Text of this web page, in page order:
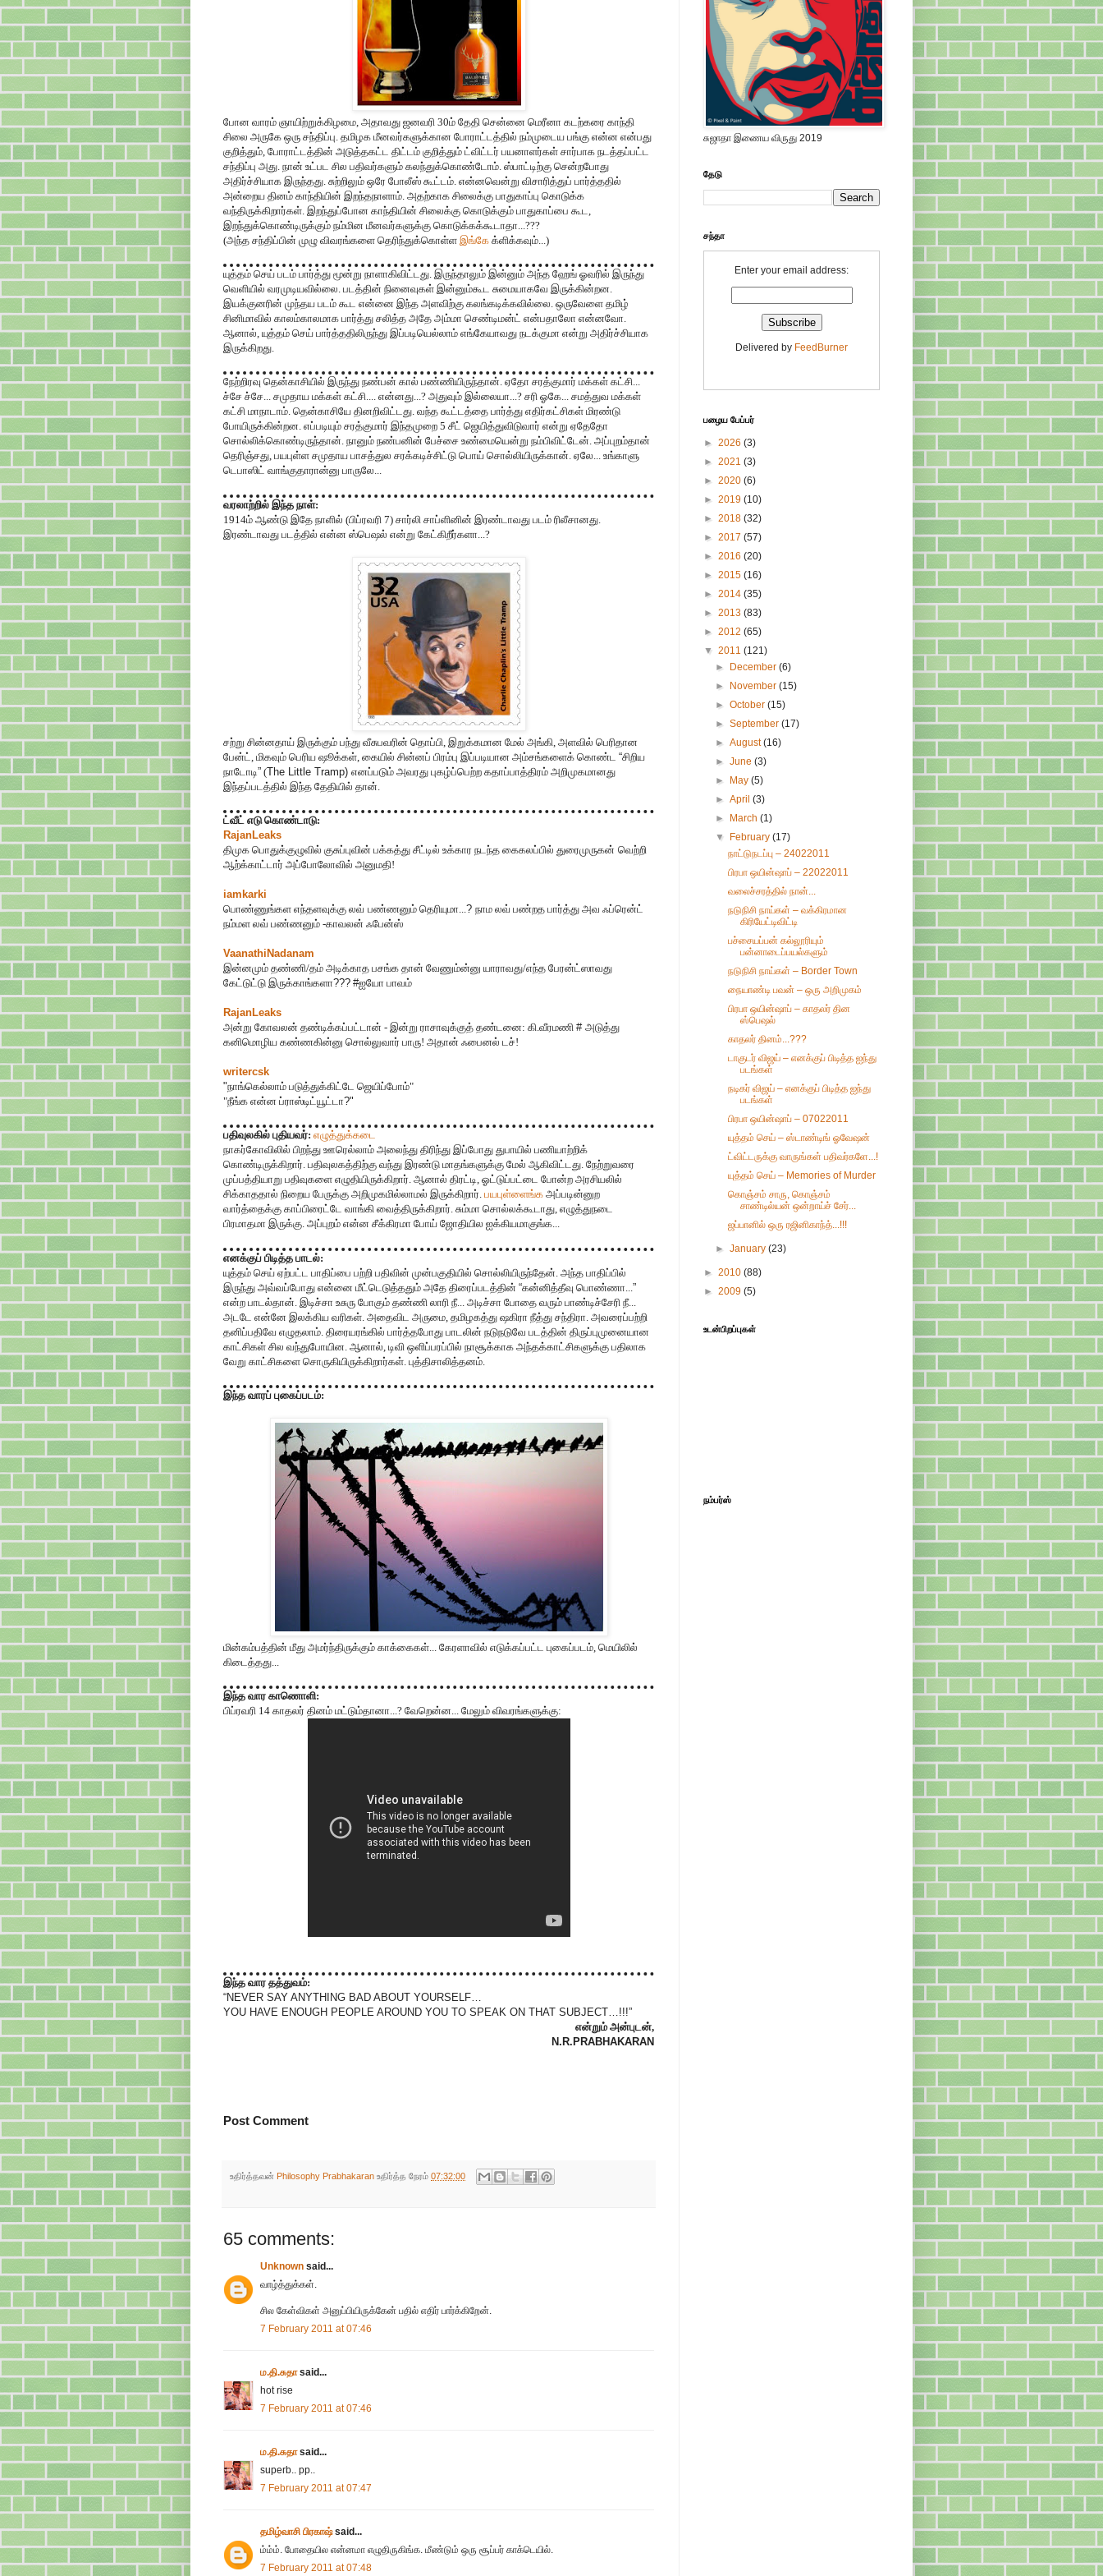
போன வாரம் ஞாயிற்றுக்கிழமை, அதாவது ஜனவரி 30ம் தேதி சென்னை மெரீனா கடற்கரை காந்தி
சிலை அருகே ஒரு சந்திப்பு. தமிழக மீனவர்களுக்கான போராட்டத்தில் நம்முடைய பங்கு என்ன என்பது
குறித்தும், போராட்டத்தின் அடுத்தகட்ட திட்டம் குறித்தும் ட்விட்டர் பயனாளர்கள் சார்பாக நடத்தப்பட்ட
சந்திப்பு அது. நான் உட்பட சில பதிவர்களும் கலந்துக்கொண்டோம். ஸ்பாட்டிற்கு சென்றபோது
அதிர்ச்சியாக இருந்தது. சுற்றிலும் ஒரே போலீஸ் கூட்டம். என்னவென்று விசாரித்துப் பார்த்ததில்
அன்றைய தினம் காந்தியின் இறந்தநாளாம். அதற்காக சிலைக்கு பாதுகாப்பு கொடுக்க
வந்திருக்கிறார்கள். இறந்துப்போன காந்தியின் சிலைக்கு கொடுக்கும் பாதுகாப்பை கூட,
இறந்துக்கொண்டிருக்கும் நம்மின மீனவர்களுக்கு கொடுக்கக்கூடாதா...???
(அந்த சந்திப்பின் முழு விவரங்களை தெரிந்துக்கொள்ள இங்கே க்ளிக்கவும்...)
யுத்தம் செய் படம் பார்த்து மூன்று நாளாகிவிட்டது. இருந்தாலும் இன்னும் அந்த ஹேங் ஓவரில் இருந்து
வெளியில் வரமுடியவில்லை. படத்தின் நினைவுகள் இன்னும்கூட சுமையாகவே இருக்கின்றன.
இயக்குனரின் முந்தய படம் கூட என்னை இந்த அளவிற்கு கலங்கடிக்கவில்லை. ஒருவேளை தமிழ்
சினிமாவில் காலம்காலமாக பார்த்து சலித்த அதே அம்மா செண்டிமன்ட் என்பதாலோ என்னவோ.
ஆனால், யுத்தம் செய் பார்த்ததிலிருந்து இப்படியெல்லாம் எங்கேயாவது நடக்குமா என்று அதிர்ச்சியாக
இருக்கிறது.
நேற்றிரவு தென்காசியில் இருந்து நண்பன் கால் பண்ணியிருந்தான். ஏதோ சரத்குமார் மக்கள் கட்சி...
ச்சே ச்சே... சமுதாய மக்கள் கட்சி.... என்னது...? அதுவும் இல்லையா...? சரி ஓகே... சமத்துவ மக்கள்
கட்சி மாநாடாம். தென்காசியே தினறிவிட்டது. வந்த கூட்டத்தை பார்த்து எதிர்கட்சிகள் மிரண்டு
போயிருக்கின்றன. எப்படியும் சரத்குமார் இந்தமுறை 5 சீட் ஜெயித்துவிடுவார் என்று ஏதேதோ
சொல்லிக்கொண்டிருந்தான். நானும் நண்பனின் பேச்சை உண்மையென்று நம்பிவிட்டேன். அப்புறம்தான்
தெரிஞ்சது, பயபுள்ள சமுதாய பாசத்துல சரக்கடிச்சிட்டு பொய் சொல்லியிருக்கான். ஏலே... உங்காளு
டெபாஸிட் வாங்குதாரான்னு பாருலே...
வரலாற்றில் இந்த நாள்:
1914ம் ஆண்டு இதே நாளில் (பிப்ரவரி 7) சார்லி சாப்ளினின் இரண்டாவது படம் ரிலீசானது.
இரண்டாவது படத்தில் என்ன ஸ்பெஷல் என்று கேட்கிறீர்களா...?
சற்று சின்னதாய் இருக்கும் பந்து வீசுபவரின் தொப்பி, இறுக்கமான மேல் அங்கி, அளவில் பெரிதான
பேன்ட், மிகவும் பெரிய ஷூக்கள், கையில் சின்னப் பிரம்பு இப்படியான அம்சங்களைக் கொண்ட “சிறிய
நாடோடி” (The Little Tramp) எனப்படும் அவரது புகழ்ப்பெற்ற கதாப்பாத்திரம் அறிமுகமானது
இந்தப்படத்தில் இந்த தேதியில் தான்.
ட்வீட் எடு கொண்டாடு:
RajanLeaks
திமுக பொதுக்குழுவில் குசுப்புவின் பக்கத்து சீட்டில் உக்கார நடந்த கைகலப்பில் துரைமுருகன் வெற்றி
ஆற்க்காட்டார் அப்போலோவில் அனுமதி!
iamkarki
பொண்ணுங்க‌ள‌ எந்த‌ள‌வுக்கு ல‌வ் ப‌ண்ண‌னும் தெரியுமா...? நாம‌ ல‌வ் ப‌ண்ற‌த‌ பார்த்து அவ‌ ஃப்ரென்ட்
ந‌ம்ம‌ள‌ ல‌வ் ப‌ண்ண‌னும் -காவ‌ல‌ன் ஃபேன்ஸ்
VaanathiNadanam
இன்னமும் தண்ணி/தம் அடிக்காத பசங்க தான் வேணும்ன்னு யாராவது/எந்த பேரன்ட்ஸாவது
கேட்டுட்டு இருக்காங்களா??? #ஐயோ பாவம்
RajanLeaks
அன்று கோவலன் தண்டிக்கப்பட்டான் - இன்று ராசாவுக்குத் தண்டனை: கி.வீரமணி # அடுத்து
கனிமொழிய கண்ணகின்னு சொல்லுவார் பாரு! அதான் ஃபைனல் டச்!
writercsk
"நாங்கெல்லாம் படுத்துக்கிட்டே ஜெயிப்போம்"
"நீங்க என்ன ப்ராஸ்டிட்யூட்டா?"
பதிவுலகில் புதியவர்: எழுத்துக்கடை
நாகர்கோவிலில் பிறந்து ஊரெல்லாம் அலைந்து திரிந்து இப்போது துபாயில் பணியாற்றிக்
கொண்டிருக்கிறார். பதிவுலகத்திற்கு வந்து இரண்டு மாதங்களுக்கு மேல் ஆகிவிட்டது. நேற்றுவரை
முப்பத்தியாறு பதிவுகளை எழுதியிருக்கிறார். ஆனால் திரட்டி, ஓட்டுப்பட்டை போன்ற அரசியலில்
சிக்காததால் நிறைய பேருக்கு அறிமுகமில்லாமல் இருக்கிறார். பயபுள்ளைங்க அப்படின்னுற
வார்த்தைக்கு காப்பிரைட்டே வாங்கி வைத்திருக்கிறார். சும்மா சொல்லக்கூடாது, எழுத்துநடை
பிரமாதமா இருக்கு. அப்புறம் என்ன சீக்கிரமா போய் ஜோதியில ஐக்கியமாகுங்க...
எனக்குப் பிடித்த பாடல்:
யுத்தம் செய் ஏற்பட்ட பாதிப்பை பற்றி பதிவின் முன்பகுதியில் சொல்லியிருந்தேன். அந்த பாதிப்பில்
இருந்து அவ்வப்போது என்னை மீட்டெடுத்ததும் அதே திரைப்படத்தின் “கன்னித்தீவு பொண்ணா... ”
என்ற பாடல்தான். இடிச்சா உசுரு போகும் தண்ணி லாரி நீ... அடிச்சா போதை வரும் பாண்டிச்சேரி நீ...
அடடே என்னே இலக்கிய வரிகள். அதைவிட அருமை, தமிழகத்து ஷகிரா நீத்து சந்திரா. அவரைப்பற்றி
தனிப்பதிவே எழுதலாம். திரையரங்கில் பார்த்தபோது பாடலின் நடுநடுவே படத்தின் திருப்புமுனையான
காட்சிகள் சில வந்துபோயின. ஆனால், டிவி ஒளிப்பரப்பில் நாசூக்காக அந்தக்காட்சிகளுக்கு பதிலாக
வேறு காட்சிகளை சொருகியிருக்கிறார்கள். புத்திசாலித்தனம்.
இந்த வாரப் புகைப்படம்:
மின்கம்பத்தின் மீது அமர்ந்திருக்கும் காக்கைகள்... கேரளாவில் எடுக்கப்பட்ட புகைப்படம், மெயிலில்
கிடைத்தது...
இந்த வார காணொளி:
பிப்ரவரி 14 காதலர் தினம் மட்டும்தானா...? வேறென்ன... மேலும் விவரங்களுக்கு:
இந்த வார தத்துவம்:
“NEVER SAY ANYTHING BAD ABOUT YOURSELF…
YOU HAVE ENOUGH PEOPLE AROUND YOU TO SPEAK ON THAT SUBJECT…!!!”
என்றும் அன்புடன்,
N.R.PRABHAKARAN
Post Comment
உதிர்த்தவன் Philosophy Prabhakaran உதிர்த்த நேரம் 07:32:00
65 comments:
Unknown said...
வாழ்த்துக்கள்.
சில கேள்விகள் அனுப்பியிருக்கேன் பதில் எதிர் பார்க்கிறேன்.
7 February 2011 at 07:46
ம.தி.சுதாsaid...
hot rise
7 February 2011 at 07:46
ம.தி.சுதாsaid...
superb.. pp..
7 February 2011 at 07:47
தமிழ்வாசி பிரகாஷ்said...
ம்ம்ம். போதையில என்னமா எழுதிருகிங்க. மீண்டும் ஒரு சூப்பர் காக்டெயில்.
7 February 2011 at 07:48
சுஜாதா இணைய விருது 2019
தேடு
சந்தா
Enter your email address:
Delivered by FeedBurner
பழைய பேப்பர்
► 2026 (3)
► 2021 (3)
► 2020 (6)
► 2019 (10)
► 2018 (32)
► 2017 (57)
► 2016 (20)
► 2015 (16)
► 2014 (35)
► 2013 (83)
► 2012 (65)
▼ 2011 (121)
►
December(6)
►
November(15)
►October(15)
►September(17)
►August(16)
►June(3)
►
May(5)
►April(3)
►
March(1)
▼
February(17)
நாட்டுநடப்பு – 24022011
பிரபா ஒயின்ஷாப் – 22022011
வலைச்சரத்தில் நான்...
நடுநிசி நாய்கள் – வக்கிரமான
கிரியேட்டிவிட்டி
பச்சையப்பன் கல்லூரியும்
பன்னாடைப்பயல்களும்
நடுநிசி நாய்கள் – Border Town
நையாண்டி பவன் – ஒரு அறிமுகம்
பிரபா ஒயின்ஷாப் – காதலர் தின
ஸ்பெஷல்
காதலர் தினம்...???
டாகுடர் விஜய் – எனக்குப் பிடித்த ஐந்து
படங்கள்
நடிகர் விஜய் – எனக்குப் பிடித்த ஐந்து
படங்கள்
பிரபா ஒயின்ஷாப் – 07022011
யுத்தம் செய் – ஸ்டாண்டிங் ஓவேஷன்
ட்விட்டருக்கு வாருங்கள் பதிவர்களே...!
யுத்தம் செய் – Memories of Murder
கொஞ்சம் சாரு, கொஞ்சம்
சாண்டில்யன் ஒன்றாய்ச் சேர்...
ஜப்பானில் ஒரு ரஜினிகாந்த்...!!!
►January(23)
► 2010 (88)
► 2009 (5)
உடன்பிறப்புகள்
நம்பர்ஸ்